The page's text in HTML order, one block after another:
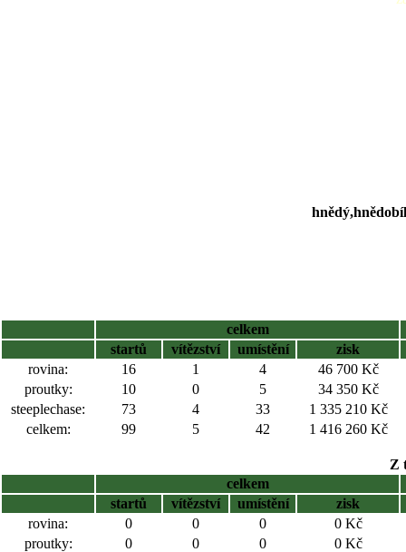
celkem
startů
vítězství umístění
zisk
rovina:
16 1 4
46 700 Kč
proutky:
10 0 5
34 350 Kč
steeplechase:
73 4 33
1 335 210 Kč
celkem:
99 5 42 1 416 260 Kč
Z
celkem
startů
vítězství umístění
zisk
rovina:
0 0 0
0 Kč
proutky:
0 0 0
0 Kč